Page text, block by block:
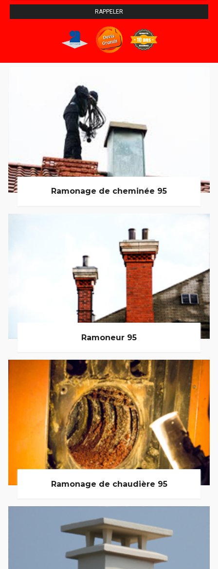
Ramonage de cheminée 95
Ramoneur 95
Ramonage de chaudière 95